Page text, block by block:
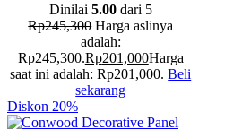
Dinilai 5.00dari 5
Rp245,300 Harga aslinya
adalah:
Rp245,300.Rp201,000Harga
saat ini adalah: Rp201,000. Beli
sekarang
Diskon 20%